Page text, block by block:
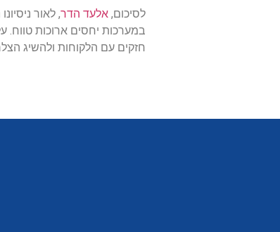
לסיכום, אלעד הדר, לאור
במערכות יחסים ארוכות טווח.
חזקים עם הלקוחות ולהשיג